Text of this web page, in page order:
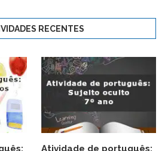
RECENTES
Atividade de português: